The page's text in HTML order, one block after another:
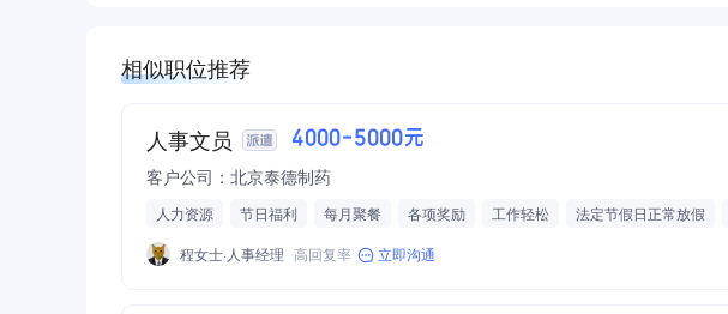
相似职位推荐
人事文员 4000-5000元
客户公司：北京泰德制药
人力资源 节日福利 每月聚餐 各项奖励 工作轻松 法定节假日正常放假
程女士·人事经理 高回复率 立即沟通